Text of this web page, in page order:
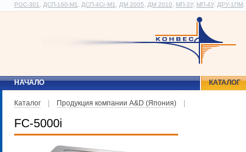
РОС-301 ДСП-160-М1 ДСП-4Сг-М1 ДМ 2005 ДМ 2010 МП-3У, МП-4У, ДРУ-1ПМ
НАЧАЛО КАТАЛОГ
Каталог Продукция компании A&D (Япония)
FC-5000i